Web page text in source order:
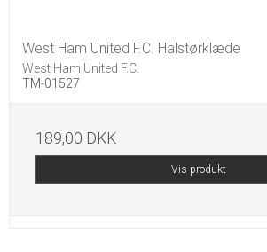
West Ham United F.C. Halstørklæde
West Ham United F.C.
TM-01527
189,00 DKK
Vis produkt